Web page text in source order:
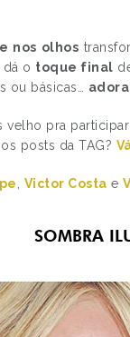
nos olhos
dá o toque final
ou básicas…
velho pra
posts da TAG?
Victor Costa e
SOMBRA